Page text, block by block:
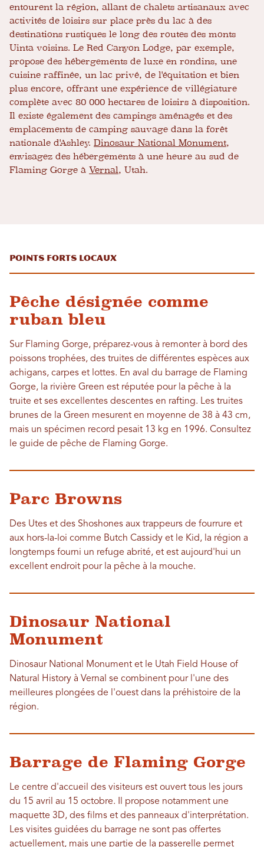
entourent la région, allant de chalets artisanaux avec
activités de loisirs sur place près du lac à des
destinations rustiques le long des routes des monts
Uinta voisins. Le Red Canyon Lodge, par exemple,
propose des hébergements de luxe en rondins, une
cuisine raffinée, un lac privé, de l'équitation et bien
plus encore, offrant une expérience de villégiature
complète avec 80 000 hectares de loisirs à disposition.
Il existe également des campings aménagés et des
emplacements de camping sauvage dans la forêt
nationale d'Ashley. Dinosaur National Monument,
envisagez des hébergements à une heure au sud de
Flaming Gorge à Vernal, Utah.
Points forts locaux
Pêche désignée comme
ruban bleu
Sur Flaming Gorge, préparez-vous à remonter à bord des
poissons trophées, des truites de différentes espèces aux
achigans, carpes et lottes. En aval du barrage de Flaming
Gorge, la rivière Green est réputée pour la pêche à la
truite et ses excellentes descentes en rafting. Les truites
brunes de la Green mesurent en moyenne de 38 à 43 cm,
mais un spécimen record pesait 13 kg en 1996. Consultez
le guide de pêche de Flaming Gorge.
Parc Browns
Des Utes et des Shoshones aux trappeurs de fourrure et
aux hors-la-loi comme Butch Cassidy et le Kid, la région a
longtemps fourni un refuge abrité, et est aujourd'hui un
excellent endroit pour la pêche à la mouche.
Dinosaur National
Monument
Dinosaur National Monument et le Utah Field House of
Natural History à Vernal se combinent pour l'une des
meilleures plongées de l'ouest dans la préhistoire de la
région.
Barrage de Flaming Gorge
Le centre d'accueil des visiteurs est ouvert tous les jours
du 15 avril au 15 octobre. Il propose notamment une
maquette 3D, des films et des panneaux d'interprétation.
Les visites guidées du barrage ne sont pas offertes
actuellement, mais une partie de la passerelle permet